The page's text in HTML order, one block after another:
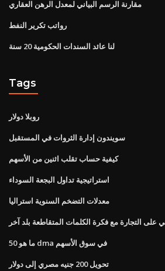
مقارنة الرسم البياني لمعدل الرهن العقاري
رواتب تكرير النفط
لنا عائد السندات الحكومية 20 سنة
Tags
روبلا دولار
سويندون إدارة الثروات في المستقبل
كيفية حساب تقلب اثنين من الأسهم
استراتيجية تداول البجعة السوداء
معدلات التضخم السنوية استراليا
التجارة مع فكرة الكلمات المتقاطعة بلد آخر
ما هو 50 dma في سوق الأسهم
تحويل 200 جنيه مصري إلى دولار